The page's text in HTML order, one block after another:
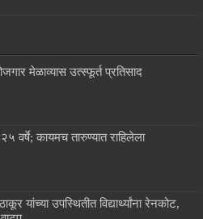
मेळाव्यास उत्स्फूर्त प्रतिसाद
वर्षे; कायमच तारुण्यात राहिलेला
यांच्या उपस्थितीत विद्यार्थ्यांना रेनकोट,